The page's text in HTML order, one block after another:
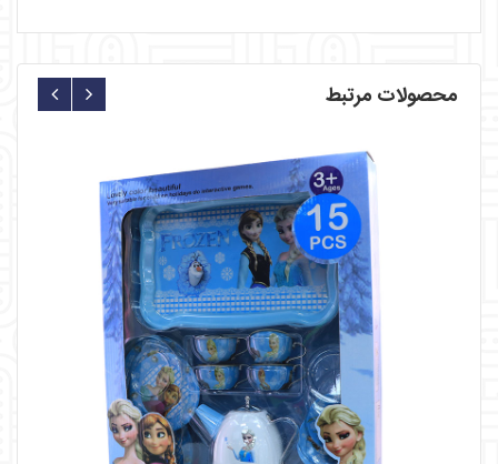
محصولات مرتبط